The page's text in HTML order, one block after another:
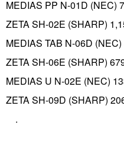
MEDIAS PP N-01D (NEC)
ZETA SH-02E (SHARP)
MEDIAS TAB N-06D
ZETA SH-06E (SHARP)
MEDIAS U N-02E (NEC)
ZETA SH-09D (SHARP)
.